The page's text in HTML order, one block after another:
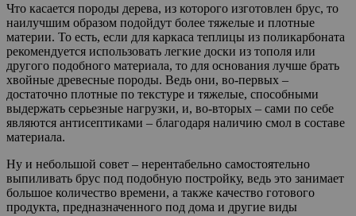
Что касается породы дерева, из которого изготовлен брус, то
наилучшим образом подойдут более тяжелые и плотные
материи. То есть, если для каркаса теплицы из поликарбоната
рекомендуется использовать легкие доски из тополя или
другого подобного материала, то для основания лучше брать
хвойные древесные породы. Ведь они, во-первых –
достаточно плотные по текстуре и тяжелые, способными
выдержать серьезные нагрузки, и, во-вторых – сами по себе
являются антисептиками – благодаря наличию смол в составе
материала.
Ну и небольшой совет – нерентабельно самостоятельно
выпиливать брус под подобную постройку, ведь это занимает
большое количество времени, а также качество готового
продукта, предназначенного под дома и другие виды